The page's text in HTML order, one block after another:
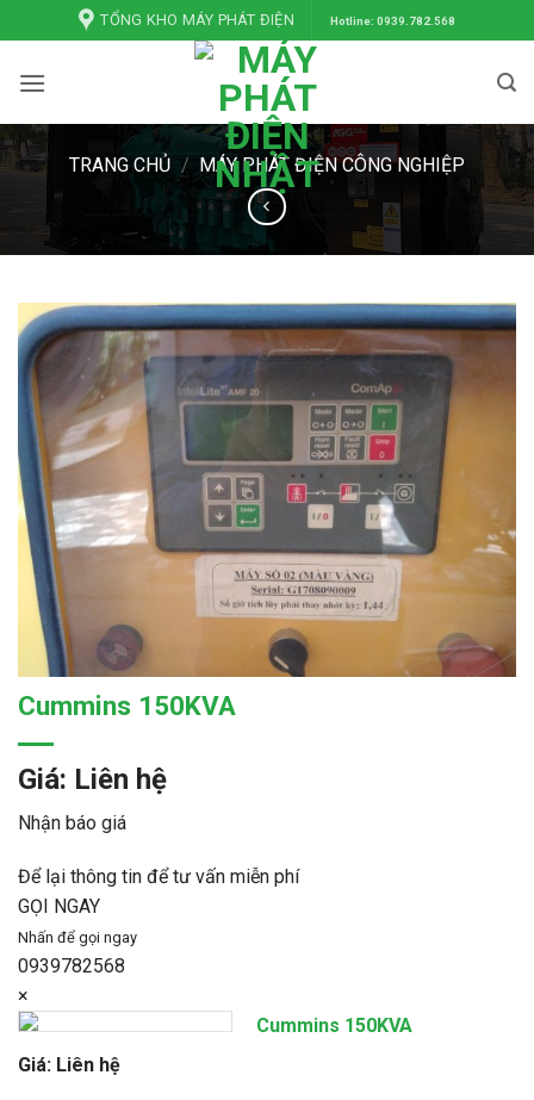
qua
nội
TỔNG KHO MÁY PHÁT ĐIỆN Hotline: 0939.782.568
TRANG CHỦ / MÁY PHÁT ĐIỆN CÔNG NGHIỆP
Cummins 150KVA
Giá: Liên hệ
Nhận báo giá
Để lại thông tin để tư vấn miễn phí
GỌI NGAY
Nhấn để gọi ngay
0939782568
×
Cummins 150KVA
Giá: Liên hệ